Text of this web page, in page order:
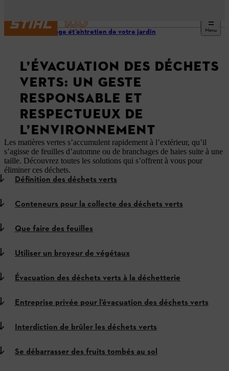
Menu
Nettoyage et entretien de votre jardin
L’ÉVACUATION DES DÉCHETS
VERTS: UN GESTE
RESPONSABLE ET
RESPECTUEUX DE
L’ENVIRONNEMENT
Les matières vertes s’accumulent rapidement à l’extérieur, qu’il
s’agisse de feuilles d’automne ou de branchages de haies suite à une
taille. Découvrez toutes les solutions qui s’offrent à vous pour
éliminer ces déchets.
Définition des déchets verts
Conteneurs pour la collecte des déchets verts
Que faire des feuilles
Utiliser un broyeur de végétaux
Évacuation des déchets verts à la déchetterie
Entreprise privée pour l’évacuation des déchets verts
Interdiction de brûler les déchets verts
Se débarrasser des fruits tombés au sol